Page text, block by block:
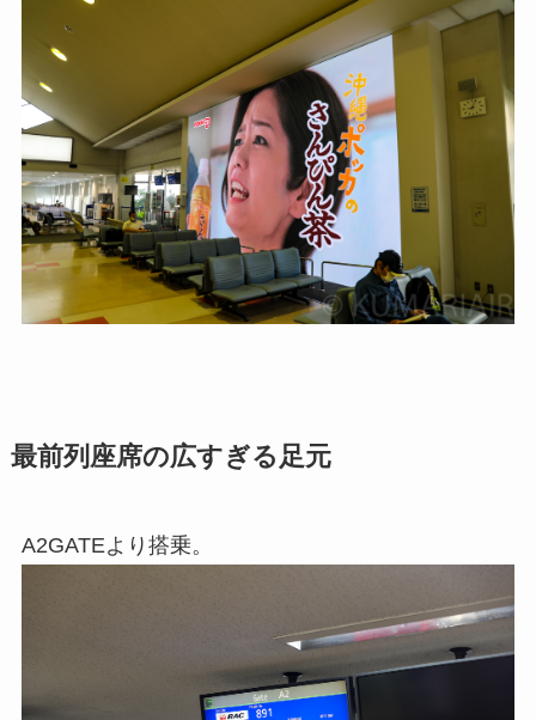
最前列座席の広すぎる足元
A2GATEより搭乗。